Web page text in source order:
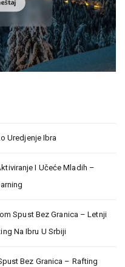
Uredjenje Ibra
I Učeće Mladih –
Spust Bez Granica – Letnji
Na Ibru U Srbiji
Bez Granica – Rafting